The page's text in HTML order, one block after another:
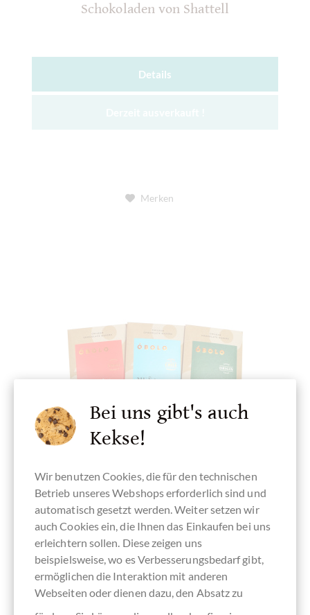
Schokoladen von Shattell
Details
Merken
Obolo Chocolate
3 Schokoladen von Obolo - Tasting Set
Schoko-Festival
Bei uns gibt's auch
Kekse!
Wir benutzen Cookies, die für den technischen
Betrieb unseres Webshops erforderlich sind und
automatisch gesetzt werden. Weiter setzen wir
auch Cookies ein, die Ihnen das Einkaufen bei uns
erleichtern sollen. Diese zeigen uns
beispielsweise, wo es Verbesserungsbedarf gibt,
ermöglichen die Interaktion mit anderen
Webseiten oder dienen dazu, den Absatz zu